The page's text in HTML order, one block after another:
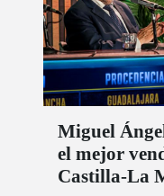
Miguel
el mejor
Castilla-La